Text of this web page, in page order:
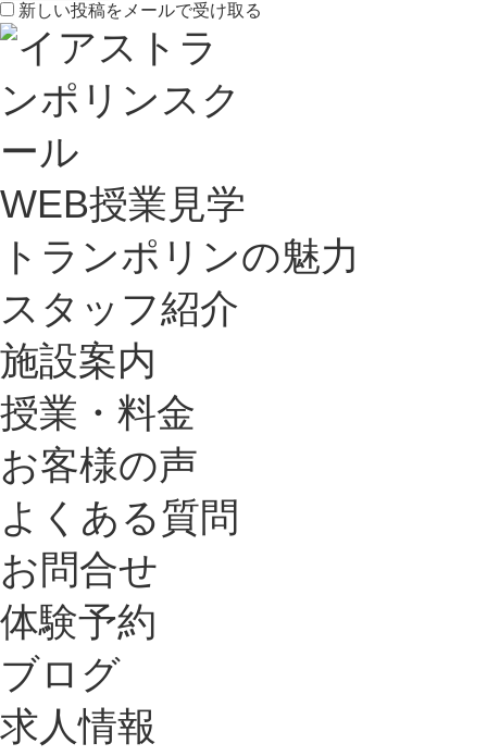
新しい投稿をメールで受け取る
WEB授業見学
トランポリンの魅力
スタッフ紹介
施設案内
授業・料金
お客様の声
よくある質問
お問合せ
体験予約
ブログ
求人情報